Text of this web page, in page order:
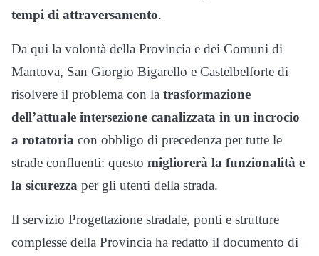
tempi di attraversamento.
Da qui la volontà della Provincia e dei Comuni di
Mantova, San Giorgio Bigarello e Castelbelforte di
risolvere il problema con la trasformazione
dell’attuale intersezione canalizzata in un incrocio
a rotatoria con obbligo di precedenza per tutte le
strade confluenti: questo migliorerà la funzionalità e
la sicurezza per gli utenti della strada.
Il servizio Progettazione stradale, ponti e strutture
complesse della Provincia ha redatto il documento di